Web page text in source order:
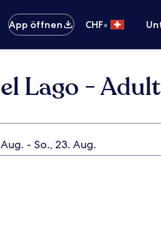
App öffnen CHF•
Lago -